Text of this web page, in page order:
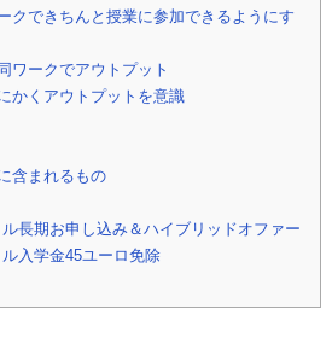
クできちんと授業に参加できるようにす
ークでアウトプット
くアウトプットを意識
含まれるもの
長期お申し込み＆ハイブリッドオファー
入学金45ユーロ免除